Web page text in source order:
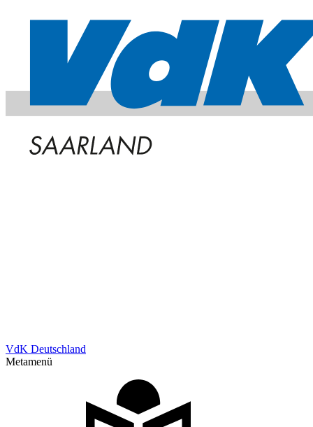
VdK Deutschland
Metamenü